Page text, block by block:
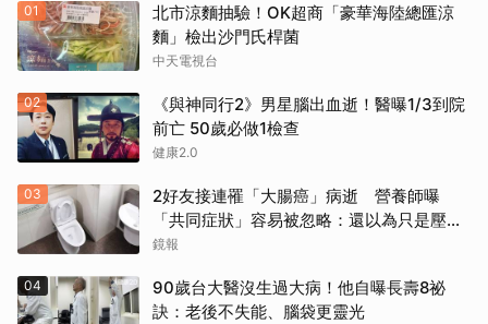
01
北市涼麵抽驗！OK超商「豪華海陸總匯涼
麵」檢出沙門氏桿菌
中天電視台
02
《與神同行2》男星腦出血逝！醫曝1/3到院
前亡 50歲必做1檢查
健康2.0
03
2好友接連罹「大腸癌」病逝 營養師曝
「共同症狀」容易被忽略：還以為只是壓力
大
鏡報
04
90歲台大醫沒生過大病！他自曝長壽8祕
訣：老後不失能、腦袋更靈光